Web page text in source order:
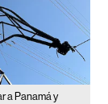
a Panamá y